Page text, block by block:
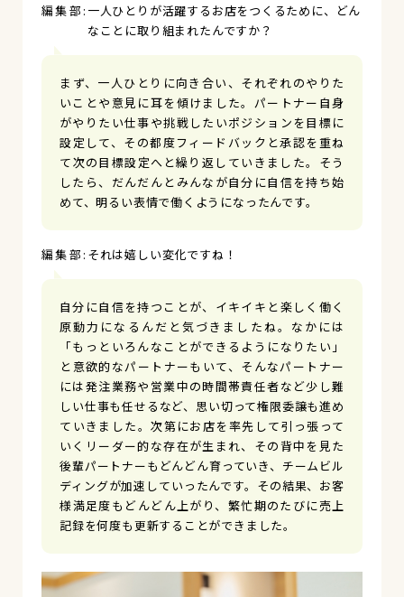
一人ひとりが活躍するお店をつくるために、どん
なことに取り組まれたんですか？
まず、一人ひとりに向き合い、それぞれのやりた
いことや意見に耳を傾けました。パートナー自身
がやりたい仕事や挑戦したいポジションを目標に
設定して、その都度フィードバックと承認を重ね
て次の目標設定へと繰り返していきました。そう
したら、だんだんとみんなが自分に自信を持ち始
めて、明るい表情で働くようになったんです。
それは嬉しい変化ですね！
自分に自信を持つことが、イキイキと楽しく働く
原動力になるんだと気づきましたね。なかには
「もっといろんなことができるようになりたい」
と意欲的なパートナーもいて、そんなパートナー
には発注業務や営業中の時間帯責任者など少し難
しい仕事も任せるなど、思い切って権限委譲も進め
ていきました。次第にお店を率先して引っ張って
いくリーダー的な存在が生まれ、その背中を見た
後輩パートナーもどんどん育っていき、チームビル
ディングが加速していったんです。その結果、お客
様満足度もどんどん上がり、繁忙期のたびに売上
記録を何度も更新することができました。